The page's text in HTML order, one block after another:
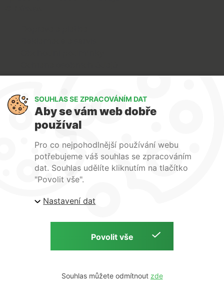
O nás
Služby
Kontakty
| ARTlighting.cz, Komenského 427 Újezd u Brna, 664
Copyright © 2026 | ARTlighting.cz | by
SOUHLAS SE ZPRACOVÁNÍM DAT
Aby se vám web dobře
používal
Pro co nejpohodlnější používání webu
potřebujeme váš souhlas se zpracováním
dat. Souhlas udělíte kliknutím na tlačítko
"Povolit vše".
Nastavení dat
Souhlas můžete odmítnout